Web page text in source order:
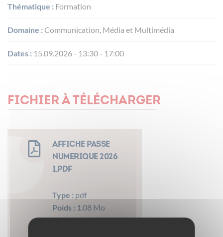
Thématique : Formation
Domaine : Communication, Média et Multimédia
Dates : 15.09.2026 - 13:30 - 17:00
FICHIER À TÉLÉCHARGER
Affiche passe
numerique 2026
1.pdf
Type : pdf
Poids : 1.08 Mo